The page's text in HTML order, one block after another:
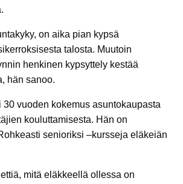
on aika pian kypsä
talosta. Muutoin
henkinen kypsyttely kestää
hän sanoo.
30 vuoden kokemus asuntokaupasta
kouluttamisesta. Hän on
senioriksi –kursseja eläkeiän
mitä eläkkeellä ollessa on